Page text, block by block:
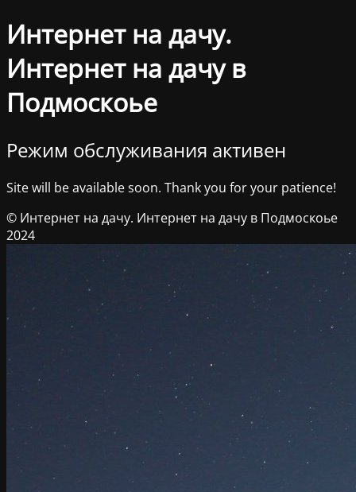
Интернет на дачу.
Интернет на дачу в
Подмоскоье
Режим обслуживания активен
Site will be available soon. Thank you for your patience!
© Интернет на дачу. Интернет на дачу в Подмоскоье
2024